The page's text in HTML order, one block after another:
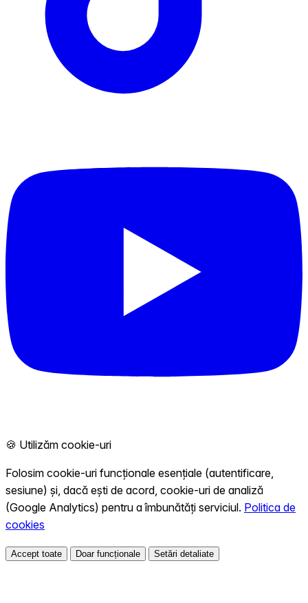
🍪 Utilizăm cookie-uri
Folosim cookie-uri funcționale esențiale (autentificare,
sesiune) și, dacă ești de acord, cookie-uri de analiză
(Google Analytics) pentru a îmbunătăți serviciul. Politica de
cookies
Accept toate Doar funcționale Setări detaliate